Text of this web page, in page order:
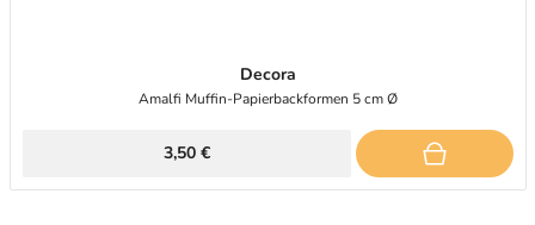
Decora
Amalfi Muffin-Papierbackformen 5 cm Ø
3,50 €